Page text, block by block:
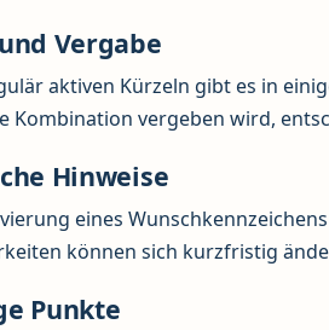
Vergabe
aktiven Kürzeln gibt es in
Kombination vergeben wird,
Hinweise
eines
können sich kurzfristig
Punkte